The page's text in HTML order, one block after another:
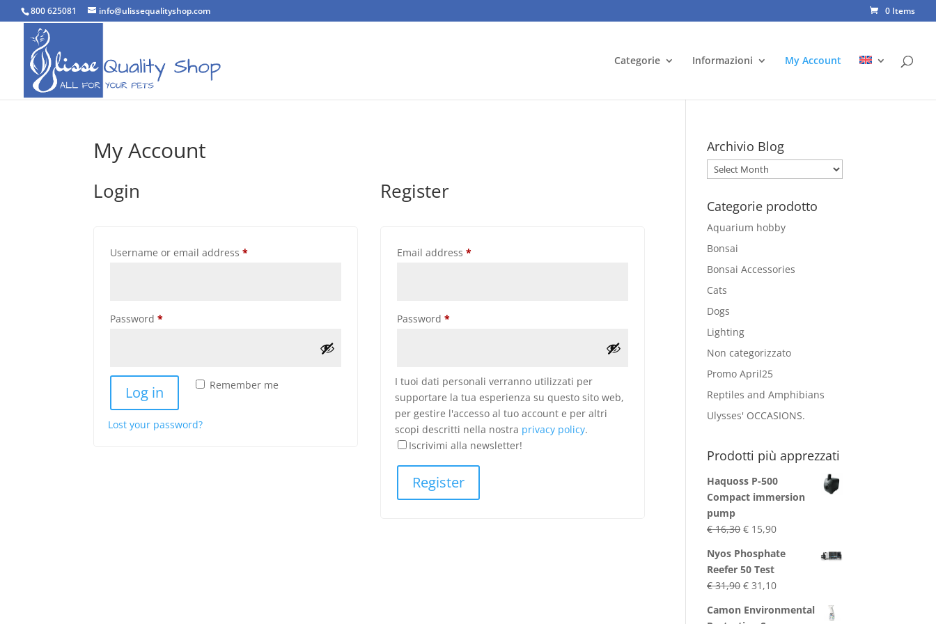
800 625081 info@ulissequalityshop.com 0 Items
Categorie Informazioni My Account
My Account
Login
Username or email address*Required
Password*Required
Remember me
Log in
Lost your password?
Register
Email address*Required
Password*Required
I tuoi dati personali verranno utilizzati per
supportare la tua esperienza su questo sito web,
per gestire l'accesso al tuo account e per altri
scopi descritti nella nostra privacy policy.
Iscrivimi alla newsletter!
Register
Archivio Blog
Archivio
Blog
Categorie prodotto
Aquarium hobby
Bonsai
Bonsai Accessories
Cats
Dogs
Lighting
Non categorizzato
Promo April25
Reptiles and Amphibians
Ulysses' OCCASIONS.
Prodotti più apprezzati
Haquoss P-500
Compact immersion
pump
€16,30 Original
was:
€ 16,30.
€ 15,90Current
is:
Nyos Phosphate
Reefer 50 Test
€31,90 Original
was:
€ 31,10Current
is:
Camon Environmental